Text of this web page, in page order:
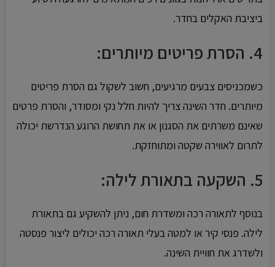
ביציבת האקלים בחדר.
4. הסרת פריטים מיותרים:
כשמכניסים צבעים מרגיעים, חשוב לשקול גם הסרת פריטים
מיותרים. חדר השינה צריך להיות חלל נקי ומסודר, והסרת פרטים
שאינם משרתים את הסגנון או את תחושת הרוגע הנדרשת יכולה
לתרום לאווירה שקטה ומתוחזקת.
5. השקעה בתאורת לילה:
בנוסף לתאורה רכה ומשדרת חום, ניתן להשקיע גם בתאורת
לילה. פנסי קיר או למטה בעלי תאורה רכה יכולים ליצור פנסטה
ולשדרג את חוויית השינה.